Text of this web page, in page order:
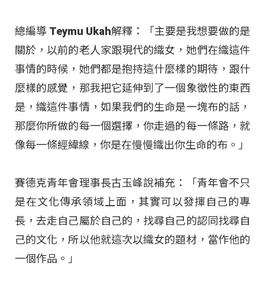
總編導 Teymu Ukah解釋：「主要是我想要做的是
關於，以前的老人家跟現代的織女，她們在織這件
事情的時候，她們都是抱持這什麼樣的期待，跟什
麼樣的感覺，那我把它延伸到了一個象徵性的東西
是，織這件事情，如果我們的生命是一塊布的話，
那麼你所做的每一個選擇，你走過的每一條路，就
像每一條經緯線，你是在慢慢織出你生命的布。」
賽德克青年會理事長古玉峰說補充：「青年會不只
是在文化傳承領域上面，其實可以發揮自己的專
長，去走自己屬於自己的，找尋自己的認同找尋自
己的文化，所以他就這次以織女的題材，當作他的
一個作品。」